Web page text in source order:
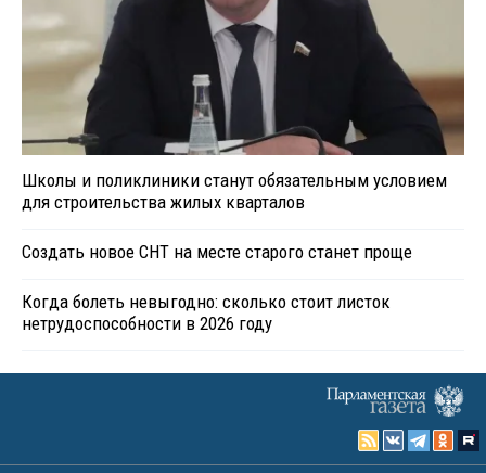
Школы и поликлиники станут обязательным условием
для строительства жилых кварталов
Создать новое СНТ на месте старого станет проще
Когда болеть невыгодно: сколько стоит листок
нетрудоспособности в 2026 году